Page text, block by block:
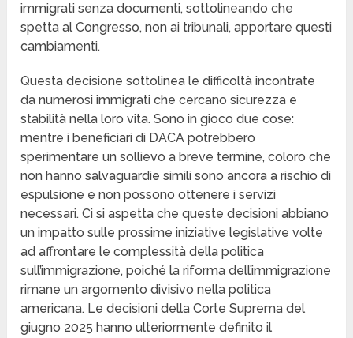
immigrati senza documenti, sottolineando che
spetta al Congresso, non ai tribunali, apportare questi
cambiamenti.
Questa decisione sottolinea le difficoltà incontrate
da numerosi immigrati che cercano sicurezza e
stabilità nella loro vita. Sono in gioco due cose:
mentre i beneficiari di DACA potrebbero
sperimentare un sollievo a breve termine, coloro che
non hanno salvaguardie simili sono ancora a rischio di
espulsione e non possono ottenere i servizi
necessari. Ci si aspetta che queste decisioni abbiano
un impatto sulle prossime iniziative legislative volte
ad affrontare le complessità della politica
sull’immigrazione, poiché la riforma dell’immigrazione
rimane un argomento divisivo nella politica
americana. Le decisioni della Corte Suprema del
giugno 2025 hanno ulteriormente definito il